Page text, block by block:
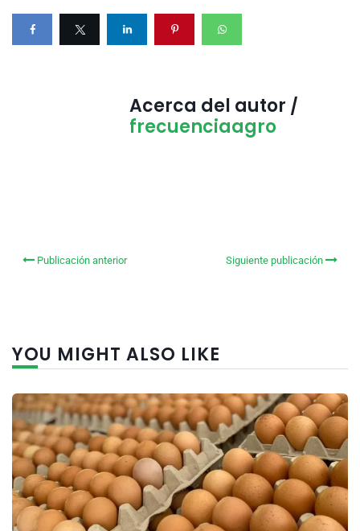
Acerca del autor /
frecuenciaagro
Publicación anterior Siguiente publicación
YOU MIGHT ALSO LIKE